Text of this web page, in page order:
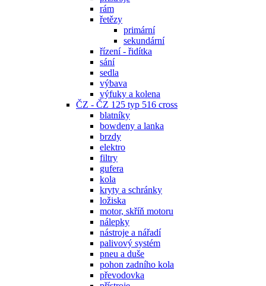
rám
řetězy
primární
sekundární
řízení - řidítka
sání
sedla
výbava
výfuky a kolena
ČZ - ČZ 125 typ 516 cross
blatníky
bowdeny a lanka
brzdy
elektro
filtry
gufera
kola
kryty a schránky
ložiska
motor, skříň motoru
nálepky
nástroje a nářadí
palivový systém
pneu a duše
pohon zadního kola
převodovka